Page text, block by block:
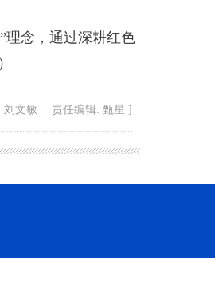
念，通过深耕红色
刘文敏 责任编辑: 甄星 ]